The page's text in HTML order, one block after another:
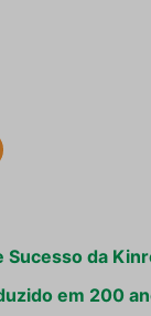
Sucesso da
em 200